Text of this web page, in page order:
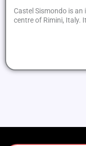
Castel Sismondo is
centre of Rimini, Italy.